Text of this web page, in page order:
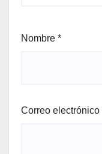
Nombre *
Correo electrónico